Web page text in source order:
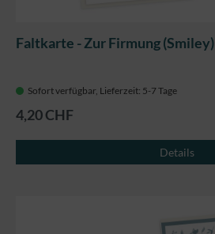
Faltkarte - Zur Firmung (Smiley)
Sofort verfügbar, Lieferzeit: 5-7 Tage
4,20 CHF
Details